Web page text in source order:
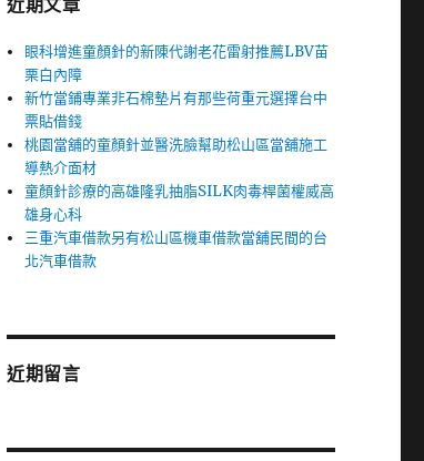
近期文章
眼科增進童顏針的新陳代謝老花雷射推薦LBV苗
栗白內障
新竹當鋪專業非石棉墊片有那些荷重元選擇台中
票貼借錢
桃園當舖的童顏針並醫洗臉幫助松山區當舖施工
導熱介面材
童顏針診療的高雄隆乳抽脂SILK肉毒桿菌權威高
雄身心科
三重汽車借款另有松山區機車借款當舖民間的台
北汽車借款
近期留言